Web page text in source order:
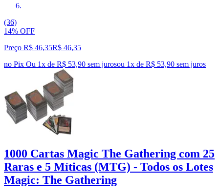
(36)
14% OFF
Preço R$ 46,35R$ 46,35
no Pix Ou 1x de R$ 53,90 sem jurosou 1x de R$ 53,90 sem juros
1000 Cartas Magic The Gathering com 25
Raras e 5 Míticas (MTG) - Todos os Lotes
Magic: The Gathering